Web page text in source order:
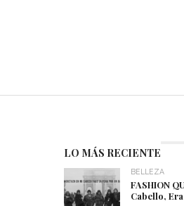
LO MÁS RECIENTE
BELLEZA
FASHION
Cabello,